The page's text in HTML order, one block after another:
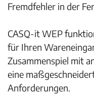
Fremdfehler in der
CASQ-it WEP
für Ihren
Zusammenspiel mit
eine
Anforderungen.